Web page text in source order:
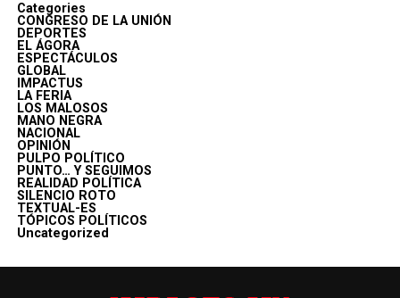
Categories
CONGRESO DE LA UNIÓN
DEPORTES
EL ÁGORA
ESPECTÁCULOS
GLOBAL
IMPACTUS
LA FERIA
LOS MALOSOS
MANO NEGRA
NACIONAL
OPINIÓN
PULPO POLÍTICO
PUNTO… Y SEGUIMOS
REALIDAD POLÍTICA
SILENCIO ROTO
TEXTUAL-ES
TÓPICOS POLÍTICOS
Uncategorized